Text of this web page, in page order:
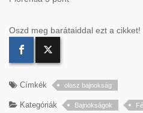
Oszd meg barátaiddal ezt a cikket!
Címkék olasz bajnokság
Kategóriák Bajnokságok